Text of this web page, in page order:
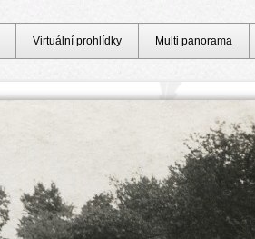
Virtuální prohlídky Multi panorama